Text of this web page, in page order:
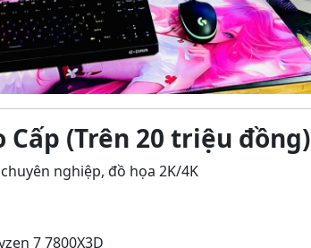
Cấp (Trên 20 triệu đồng)
nghiệp, đồ họa 2K/4K
7 7800X3D